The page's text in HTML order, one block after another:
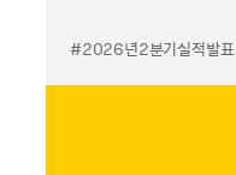
#2026년2분기실적발표